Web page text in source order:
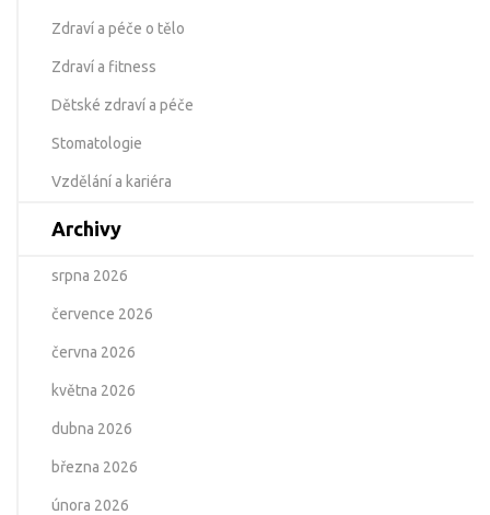
Zdraví a péče o tělo
Zdraví a fitness
Dětské zdraví a péče
Stomatologie
Vzdělání a kariéra
Archivy
srpna 2026
července 2026
června 2026
května 2026
dubna 2026
března 2026
února 2026